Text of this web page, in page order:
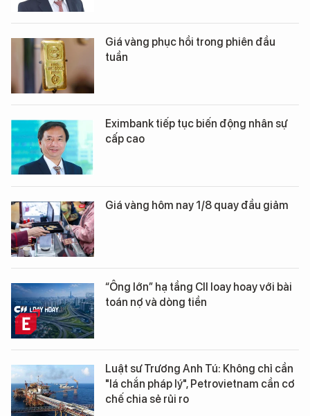
Giá vàng phục hồi trong phiên đầu
tuần
Eximbank tiếp tục biến động nhân sự
cấp cao
Giá vàng hôm nay 1/8 quay đầu giảm
“Ông lớn” hạ tầng CII loay hoay với bài
toán nợ và dòng tiền
Luật sư Trương Anh Tú: Không chỉ cần
"lá chắn pháp lý", Petrovietnam cần cơ
chế chia sẻ rủi ro